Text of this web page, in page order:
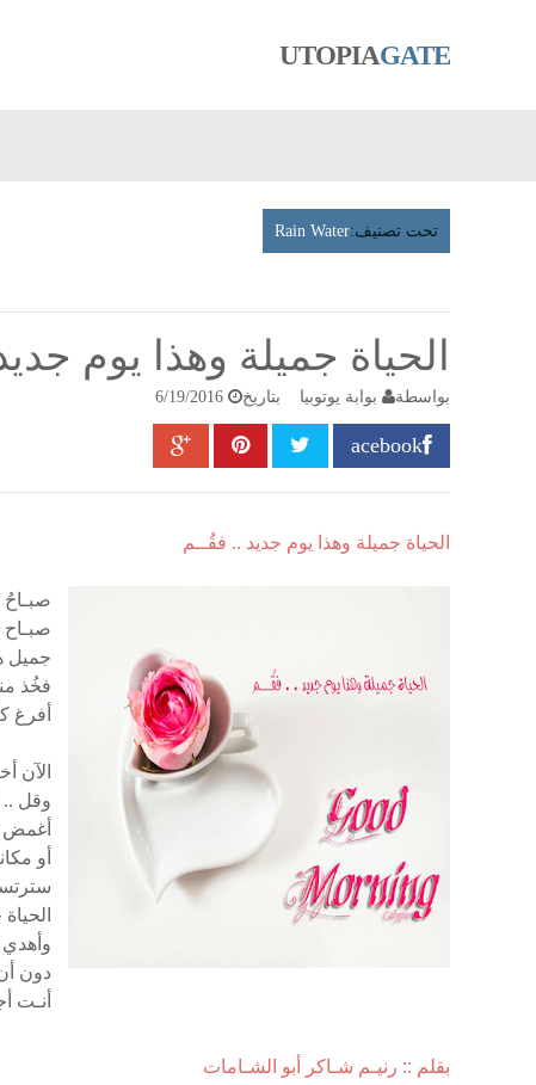
UTOPIAGATE
تحت تصنيف:Rain Water
الحياة جميلة وهذا يوم
بواسطة بوابة يوتوبيا بتاريخ
acebook
الحياة جميلة وهذا يوم جديد .. فقُــم
صبـاح
جميل
فخُذ
أفرغ
الآن
وقل ..
أغمض
أو
وأهدي
دون
أنـت
بقلم :: رنيـم شـاكر أبو الشـامات